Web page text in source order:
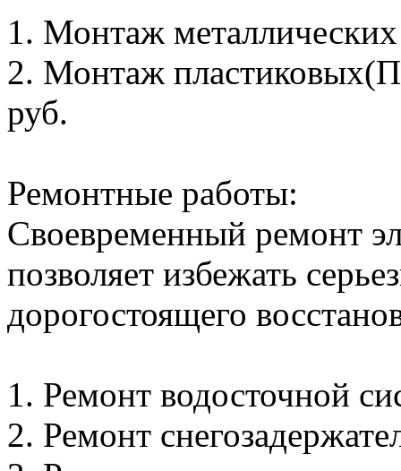
1. Монтаж
2. Монтаж
руб.
Ремонтные работы:
Своевременный ремонт
позволяет избежать
дорогостоящего
1. Ремонт водосточной
2. Ремонт